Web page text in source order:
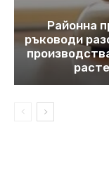
Районна
ръководи